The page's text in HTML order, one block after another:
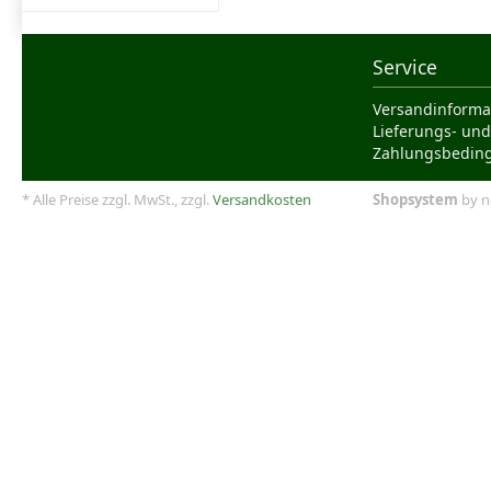
Service
Lieferungs- und
* Alle Preise zzgl. MwSt., zzgl.Versandkosten Shopsystem by